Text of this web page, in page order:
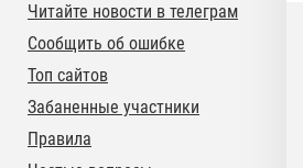
Читайте новости в телеграм
Сообщить об ошибке
Топ сайтов
Забаненные участники
Правила